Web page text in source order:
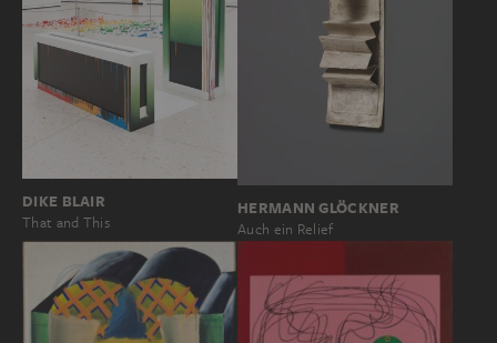
DIKE BLAIR
That and This
HERMANN GLÖCKNER
Auch ein Relief